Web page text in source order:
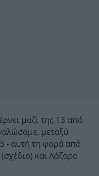
μαζί της 13 από
μεταξύ
- αυτή τη φορά από
και Λάζαρο